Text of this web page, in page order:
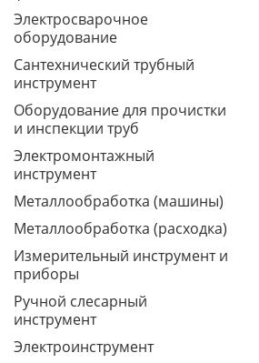
Электросварочное
оборудование
Сантехнический трубный
инструмент
Оборудование для прочистки
и инспекции труб
Электромонтажный
инструмент
Металлообработка (машины)
Металлообработка (расходка)
Измерительный инструмент и
приборы
Ручной слесарный
инструмент
Электроинструмент